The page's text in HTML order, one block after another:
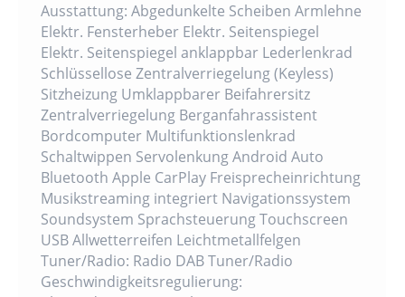
Ausstattung: Abgedunkelte Scheiben Armlehne
Elektr. Fensterheber Elektr. Seitenspiegel
Elektr. Seitenspiegel anklappbar Lederlenkrad
Schlüssellose Zentralverriegelung (Keyless)
Sitzheizung Umklappbarer Beifahrersitz
Zentralverriegelung Berganfahrassistent
Bordcomputer Multifunktionslenkrad
Schaltwippen Servolenkung Android Auto
Bluetooth Apple CarPlay Freisprecheinrichtung
Musikstreaming integriert Navigationssystem
Soundsystem Sprachsteuerung Touchscreen
USB Allwetterreifen Leichtmetallfelgen
Tuner/Radio: Radio DAB Tuner/Radio
Geschwindigkeitsregulierung: